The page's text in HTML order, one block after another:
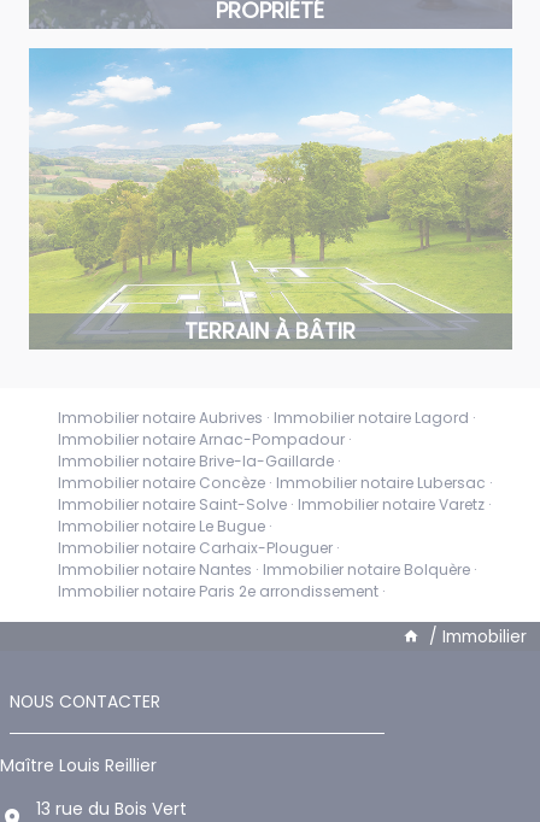
PROPRIÉTÉ
TERRAIN À BÂTIR
Immobilier notaire Aubrives
Immobilier notaire Lagord
Immobilier notaire Arnac-Pompadour
Immobilier notaire Brive-la-Gaillarde
Immobilier notaire Concèze
Immobilier notaire Lubersac
Immobilier notaire Saint-Solve
Immobilier notaire Varetz
Immobilier notaire Le Bugue
Immobilier notaire Carhaix-Plouguer
Immobilier notaire Nantes
Immobilier notaire Bolquère
Immobilier notaire Paris 2e arrondissement
/ Immobilier
NOUS CONTACTER
Maître Louis Reillier
13 rue du Bois Vert